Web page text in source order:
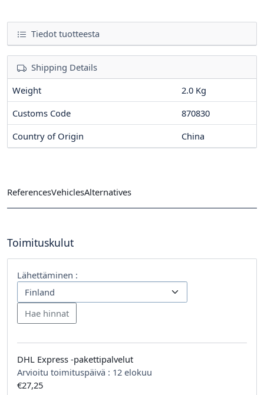
Tiedot tuotteesta
Shipping Details
Weight
2.0 Kg
Customs Code
870830
Country of Origin
China
ReferencesVehiclesAlternatives
Toimituskulut
Lähettäminen :
DHL Express -pakettipalvelut
Arvioitu toimituspäivä : 12 elokuu
€27,25